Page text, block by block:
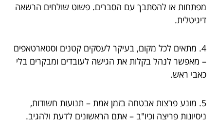
מפתחות או להסתבך עם הסברים. פשוט שולחים הרשאה
דיגיטלית.
4. מתאים לכל מקום, בעיקר לעסקים קטנים וסטארטאפים
– מאפשר לנהל בקלות את הגישה לעובדים ומבקרים בלי
כאבי ראש.
5. מונע פרצות אבטחה בזמן אמת – תנועות חשודות,
ניסיונות פריצה וכיו"ב – אתם הראשונים לדעת ולהגיב.